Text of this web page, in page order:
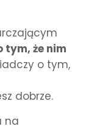
tym, że nim
o tym,
dobrze.
na